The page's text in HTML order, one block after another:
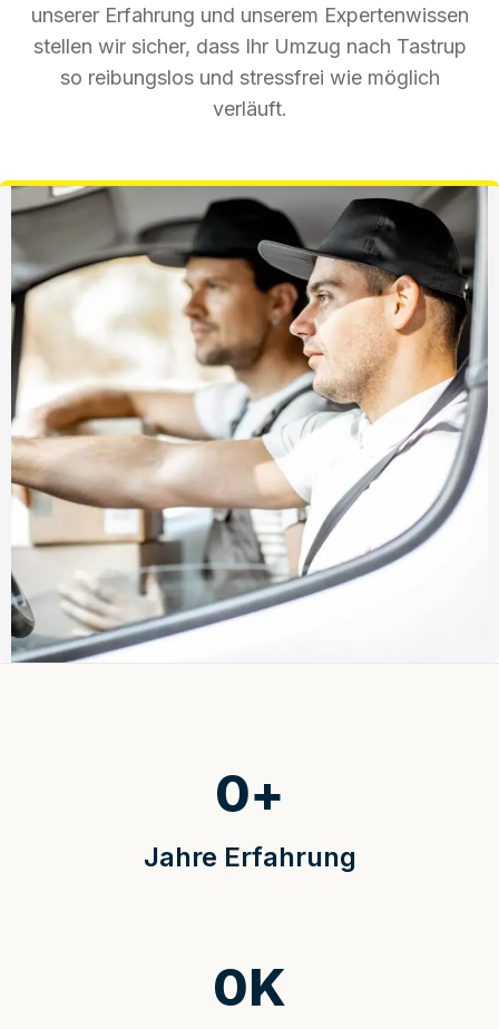
unserer Erfahrung und unserem Expertenwissen
stellen wir sicher, dass Ihr Umzug nach Tastrup
so reibungslos und stressfrei wie möglich
verläuft.
Jahre Erfahrung
0+
0K